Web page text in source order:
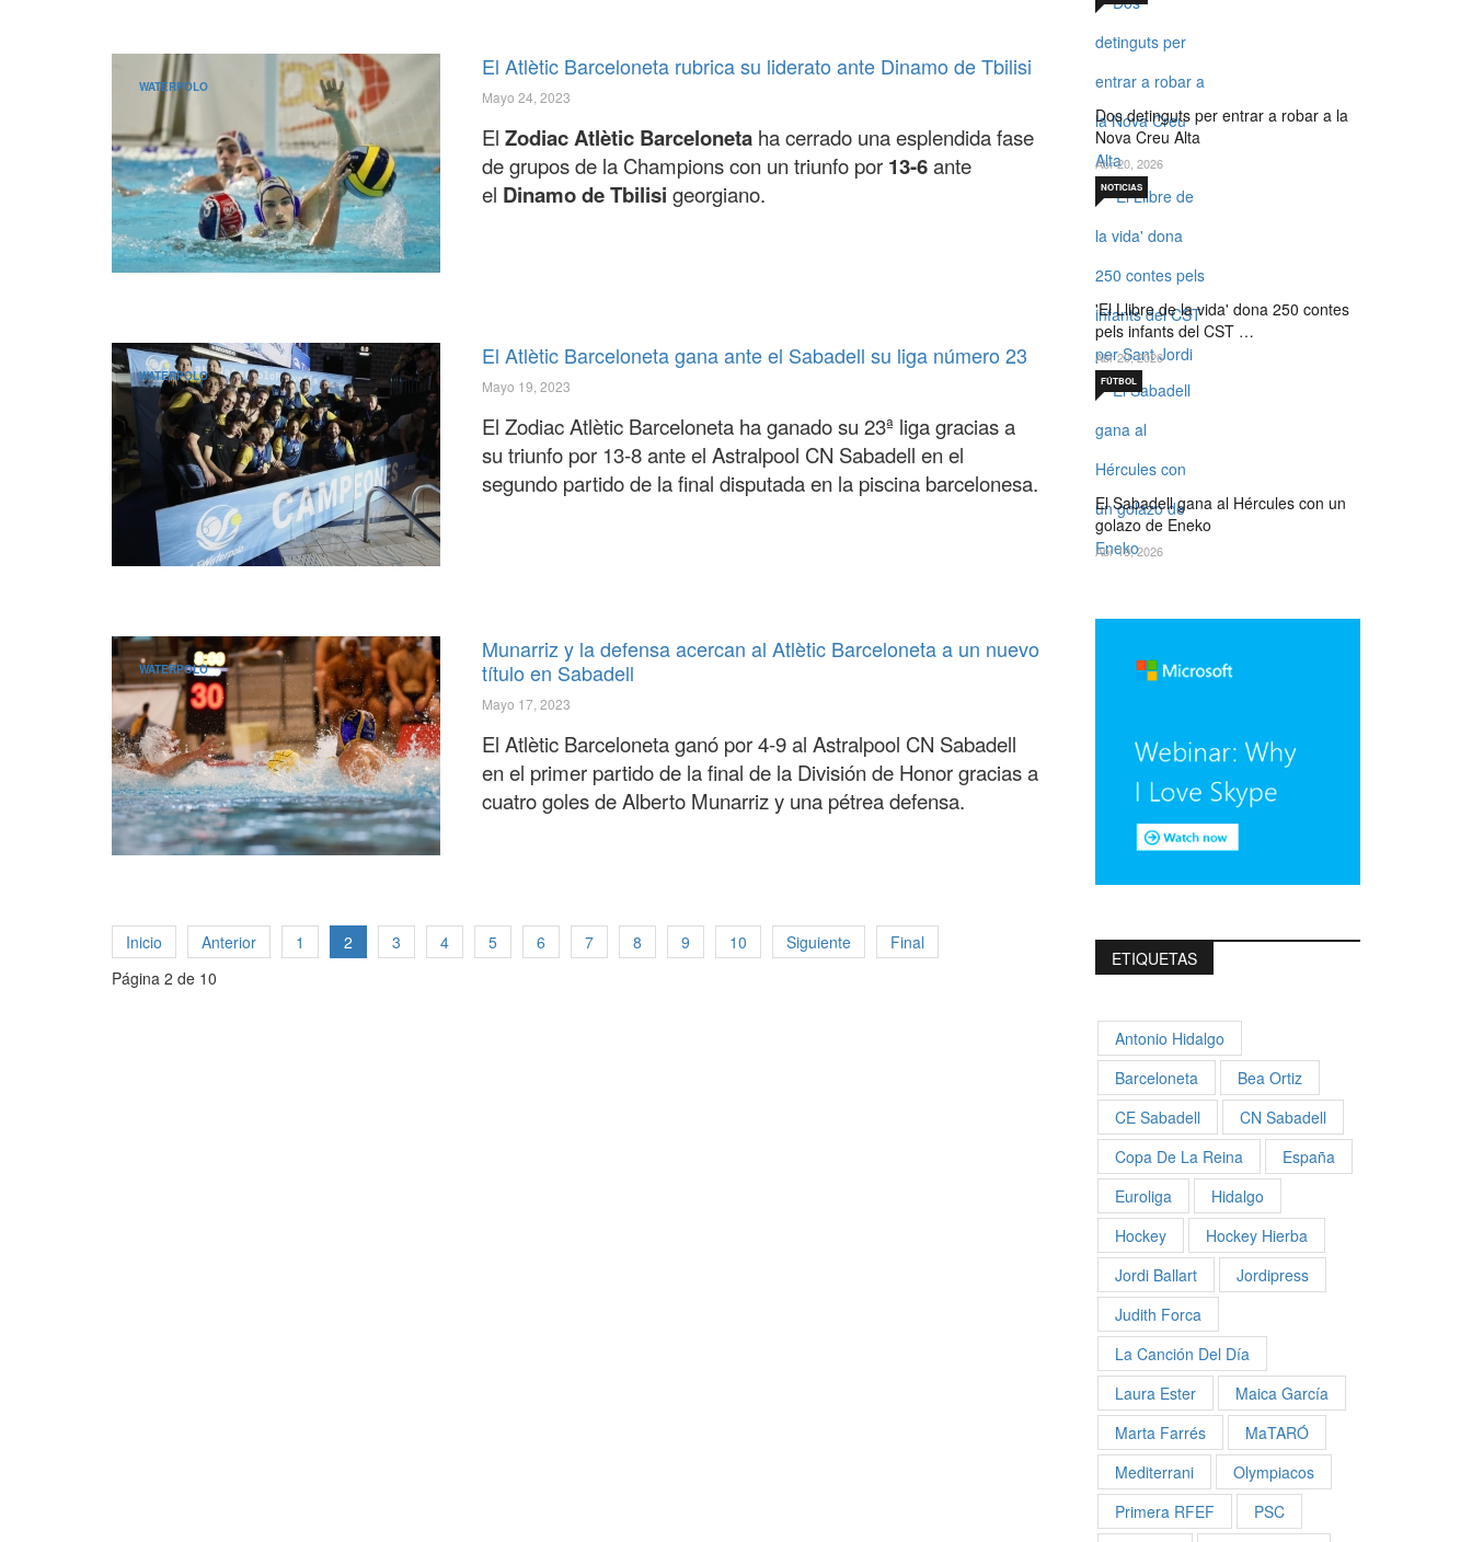
WATERPOLO
El Atlètic Barceloneta rubrica su liderato ante Dinamo de Tbilisi
Mayo 24, 2023
El Zodiac Atlètic Barceloneta ha cerrado una esplendida fase
de grupos de la Champions con un triunfo por 13-6ante
el Dinamo de Tbilisi georgiano.
WATERPOLO
El Atlètic Barceloneta gana ante el Sabadell su liga número 23
Mayo 19, 2023
El Zodiac Atlètic Barceloneta ha ganado su 23ª liga gracias a
su triunfo por 13-8 ante el Astralpool CN Sabadell en el
segundo partido de la final disputada en la piscina barcelonesa.
WATERPOLO
Munarriz y la defensa acercan al Atlètic Barceloneta a un nuevo
título en Sabadell
Mayo 17, 2023
El Atlètic Barceloneta ganó por 4-9 al Astralpool CN Sabadell
en el primer partido de la final de la División de Honor gracias a
cuatro goles de Alberto Munarriz y una pétrea defensa.
Inicio Anterior 1 2 3 4 5 6 7 8 9 10 Siguiente
Final
Página 2 de 10
Dos detinguts per entrar a robar a la
Nova Creu Alta
Abr 20, 2026
'El Llibre de la vida' dona 250 contes
pels infants del CST …
NOTICIAS
Abr 20, 2026
El Sabadell gana al Hércules con un
golazo de Eneko
FÚTBOL
Abr 19, 2026
ETIQUETAS
Antonio Hidalgo
Barceloneta
Bea Ortiz
CE Sabadell
CN Sabadell
Copa De La Reina
España
Euroliga
Hidalgo
Hockey
Hockey Hierba
Jordi Ballart
Jordipress
Judith Forca
La Canción Del Día
Laura Ester
Maica García
Marta Farrés
MaTARÓ
Mediterrani
Olympiacos
Primera RFEF
PSC